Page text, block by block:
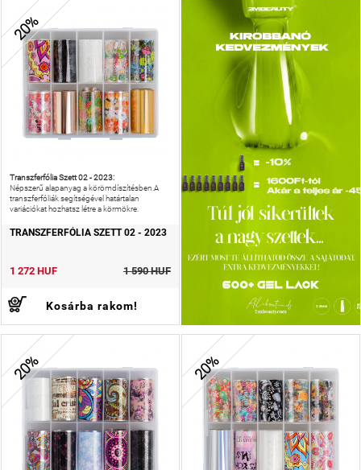
20%
Transzferfólia Szett 02 - 2023:
Népszerű alapanyag a körömdíszítésben.A
transzferfóliák segítségével határtalan
variációkat hozhatsz létre a körmökre.
TRANSZFERFÓLIA SZETT 02 - 2023
1 272 HUF 1 590 HUF
Kosárba rakom!
20% 20%